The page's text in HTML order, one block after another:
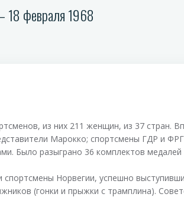
18 февраля 1968
из них 211 женщин, из 37 стран.
Марокко; спортсмены ГДР и ФРГ
Было разыграно 36 комплектов медалей
спортсмены Норвегии, успешно
(гонки и прыжки с трамплина).